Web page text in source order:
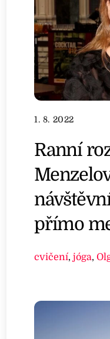
1. 8. 2022
Ranní
přímo
cvičení,jóga,